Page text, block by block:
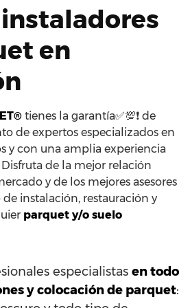
en
tienes la garantía✅💯❗ de
de expertos especializados en
y con una amplia experiencia
de la mejor relación
y de los mejores asesores
instalación, restauración y
parquet y/o suelo
especialistas en todo
y colocación de parquet: